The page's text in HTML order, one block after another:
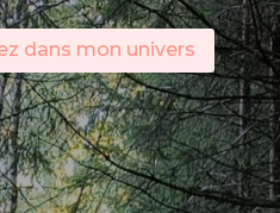
dans mon univers